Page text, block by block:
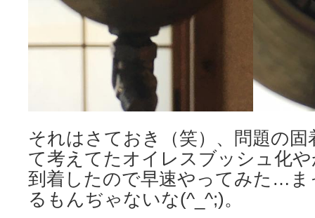
それはさておき（笑）、問題の
て考えてたオイレスブッシュ化
到着したので早速やってみた…ま
るもんぢゃないな(^_^;)。